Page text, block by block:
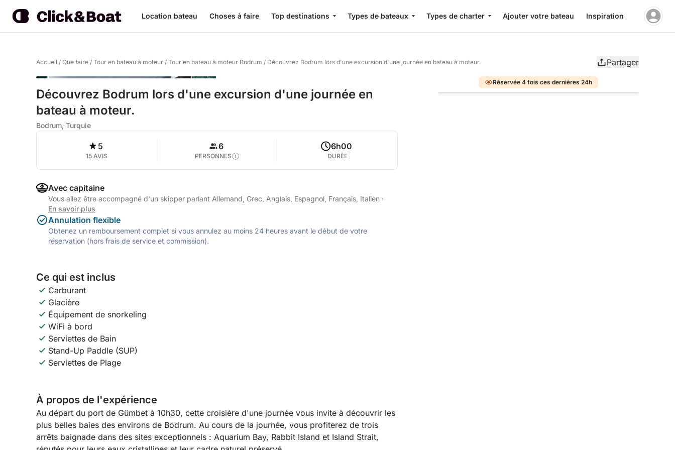
Location bateau Choses à faire Top destinations Types de bateaux Types de charter Ajouter votre bateau Inspiration
Accueil / Que faire / Tour en bateau à moteur / Tour en bateau à moteur Bodrum / Découvrez Bodrum lors d'une excursion d'une journée en bateau à moteur. Partager
Découvrez Bodrum lors d'une excursion d'une journée en
bateau à moteur.
Bodrum, Turquie
5
15 AVIS
6
PERSONNES
6h00
DURÉE
Avec capitaine
Vous allez être accompagné d'un skipper parlant Allemand, Grec, Anglais, Espagnol, Français, Italien ·
En savoir plus
Annulation flexible
Obtenez un remboursement complet si vous annulez au moins 24 heures avant le début de votre
réservation (hors frais de service et commission).
Ce qui est inclus
Carburant
Glacière
Équipement de snorkeling
WiFi à bord
Serviettes de Bain
Stand-Up Paddle (SUP)
Serviettes de Plage
À propos de l'expérience
Au départ du port de Gümbet à 10h30, cette croisière d'une journée vous invite à découvrir les
plus belles baies des environs de Bodrum. Au cours de la journée, vous profiterez de trois
arrêts baignade dans des sites exceptionnels : Aquarium Bay, Rabbit Island et Island Strait,
Réservée 4 fois ces dernières 24h